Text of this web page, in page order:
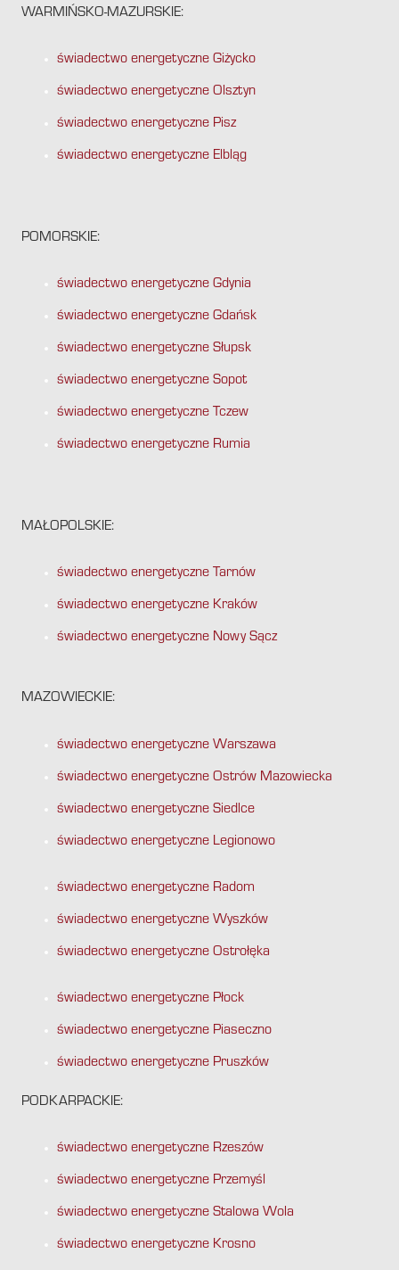
WARMIŃSKO-MAZURSKIE:
świadectwo energetyczne Giżycko
świadectwo energetyczne Olsztyn
świadectwo energetyczne Pisz
świadectwo energetyczne Elbląg
POMORSKIE:
świadectwo energetyczne Gdynia
świadectwo energetyczne Gdańsk
świadectwo energetyczne Słupsk
świadectwo energetyczne Sopot
świadectwo energetyczne Tczew
świadectwo energetyczne Rumia
MAŁOPOLSKIE:
świadectwo energetyczne Tarnów
świadectwo energetyczne Kraków
świadectwo energetyczne Nowy Sącz
MAZOWIECKIE:
świadectwo energetyczne Warszawa
świadectwo energetyczne Ostrów Mazowiecka
świadectwo energetyczne Siedlce
świadectwo energetyczne Legionowo
świadectwo energetyczne Radom
świadectwo energetyczne Wyszków
świadectwo energetyczne Ostrołęka
świadectwo energetyczne Płock
świadectwo energetyczne Piaseczno
świadectwo energetyczne Pruszków
PODKARPACKIE:
świadectwo energetyczne Rzeszów
świadectwo energetyczne Przemyśl
świadectwo energetyczne Stalowa Wola
świadectwo energetyczne Krosno